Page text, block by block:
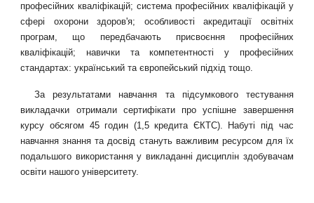
професійних кваліфікацій; система професійних кваліфікацій у
сфері охорони здоров'я; особливості акредитації освітніх
програм, що передбачають присвоєння професійних
кваліфікацій; навички та компетентності у професійних
стандартах: український та європейський підхід тощо.
За результатами навчання та підсумкового тестування
викладачки отримали сертифікати про успішне завершення
курсу обсягом 45 годин (1,5 кредита ЄКТС). Набуті під час
навчання знання та досвід стануть важливим ресурсом для їх
подальшого використання у викладанні дисциплін здобувачам
освіти нашого університету.